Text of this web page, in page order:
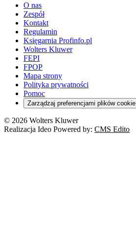
O nas
Zespół
Kontakt
Regulamin
Księgarnia Profinfo.pl
Wolters Kluwer
FEPI
FPOP
Mapa strony
Polityka prywatności
Pomoc
Zarządzaj preferencjami plików cookie
© 2026 Wolters Kluwer
Realizacja Ideo Powered by: CMS Edito